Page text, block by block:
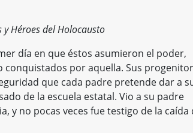
Héroes del Holocausto
día en que éstos asumieron el poder,
conquistados por aquella. Sus
que cada padre pretende dar a
de la escuela estatal. Vio a su padre
y no pocas veces fue testigo de la caída